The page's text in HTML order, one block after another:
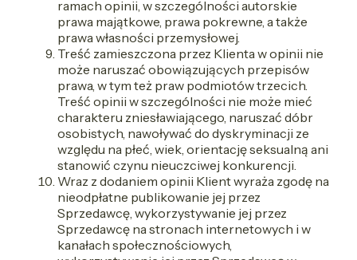
ramach opinii, w szczególności autorskie
prawa majątkowe, prawa pokrewne, a także
prawa własności przemysłowej.
Treść zamieszczona przez Klienta w opinii nie
może naruszać obowiązujących przepisów
prawa, w tym też praw podmiotów trzecich.
Treść opinii w szczególności nie może mieć
charakteru zniesławiającego, naruszać dóbr
osobistych, nawoływać do dyskryminacji ze
względu na płeć, wiek, orientację seksualną ani
stanowić czynu nieuczciwej konkurencji.
Wraz z dodaniem opinii Klient wyraża zgodę na
nieodpłatne publikowanie jej przez
Sprzedawcę, wykorzystywanie jej przez
Sprzedawcę na stronach internetowych i w
kanałach społecznościowych,